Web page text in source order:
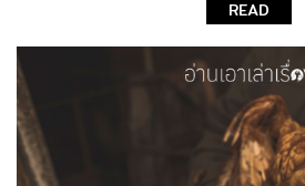
READ